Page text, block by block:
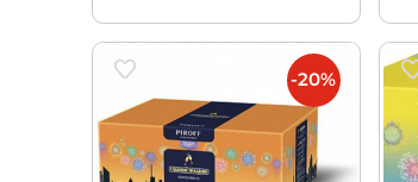
-20%